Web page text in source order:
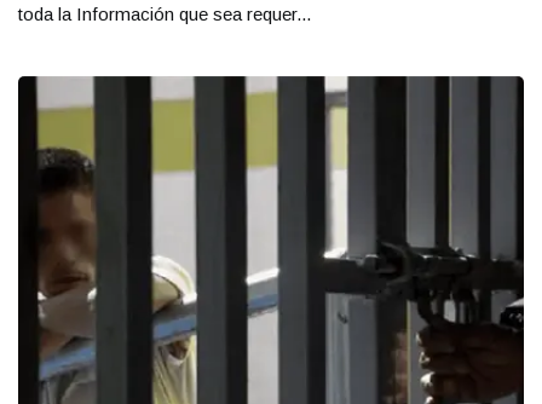
toda la Información que sea requer...